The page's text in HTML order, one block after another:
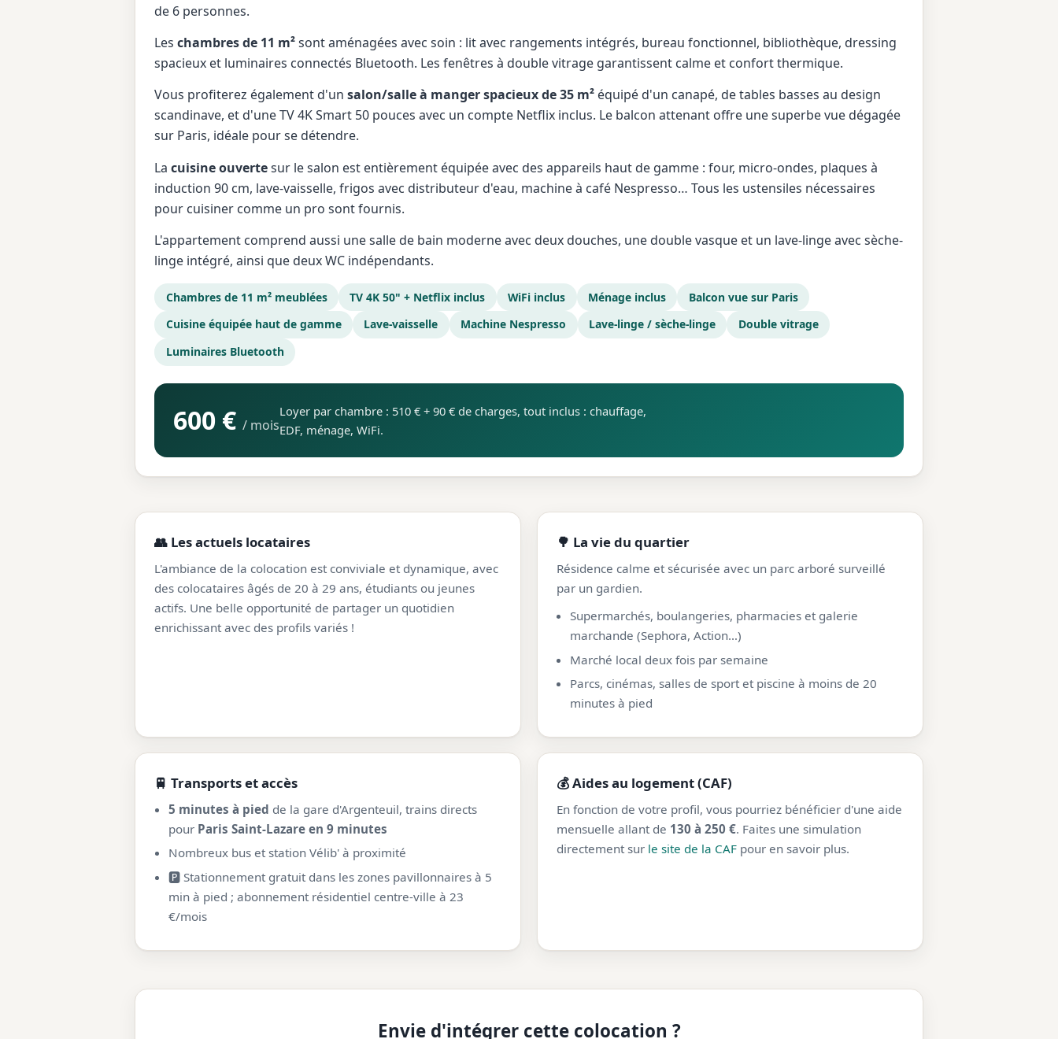
de 6 personnes.
Leschambres de 11 m²sont aménagées avec soin : lit avec rangements intégrés, bureau fonctionnel, bibliothèque, dressing
spacieux et luminaires connectés Bluetooth. Les fenêtres à double vitrage garantissent calme et confort thermique.
Vous profiterez également d'unsalon/salle à manger spacieux de 35 m² équipé d'un canapé, de tables basses au design
scandinave, et d'une TV 4K Smart 50 pouces avec un compte Netflix inclus. Le balcon attenant offre une superbe vue dégagée
sur Paris, idéale pour se détendre.
Lacuisine ouvertesur le salon est entièrement équipée avec des appareils haut de gamme : four, micro-ondes, plaques à
induction 90 cm, lave-vaisselle, frigos avec distributeur d'eau, machine à café Nespresso… Tous les ustensiles nécessaires
pour cuisiner comme un pro sont fournis.
L'appartement comprend aussi une salle de bain moderne avec deux douches, une double vasque et un lave-linge avec sèche-
linge intégré, ainsi que deux WC indépendants.
Chambres de 11 m² meublées TV 4K 50" + Netflix inclus WiFi inclus Ménage inclus
Balcon vue sur Paris
Cuisine équipée haut de gamme
Lave-vaisselle Machine Nespresso Lave-linge / sèche-linge
Double vitrage
Luminaires Bluetooth
600 €/ mois
Loyer par chambre : 510 € + 90 € de charges, tout inclus : chauffage,
EDF, ménage, WiFi.
👥 Les actuels locataires
L'ambiance de la colocation est conviviale et dynamique, avec
des colocataires âgés de 20 à 29 ans, étudiants ou jeunes
actifs. Une belle opportunité de partager un quotidien
enrichissant avec des profils variés !
🌳 La vie du quartier
Résidence calme et sécurisée avec un parc arboré surveillé
par un gardien.
Supermarchés, boulangeries, pharmacies et galerie
marchande (Sephora, Action…)
Marché local deux fois par semaine
Parcs, cinémas, salles de sport et piscine à moins de 20
minutes à pied
🚆 Transports et accès
5 minutes à pied de la gare d'Argenteuil, trains directs
pour Paris Saint-Lazare en 9 minutes
Nombreux bus et station Vélib' à proximité
🅿️ Stationnement gratuit dans les zones pavillonnaires à 5
min à pied ; abonnement résidentiel centre-ville à 23
€/mois
💰 Aides au logement (CAF)
En fonction de votre profil, vous pourriez bénéficier d'une aide
mensuelle allant de 130 à 250 €. Faites une simulation
directement sur le site de la CAFpour en savoir plus.
Envie d'intégrer cette colocation ?